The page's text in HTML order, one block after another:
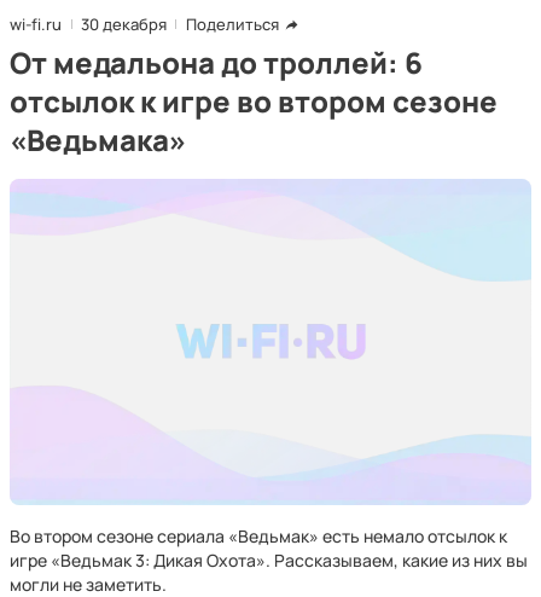
wi-fi.ru 30 декабря Поделиться
От медальона до троллей: 6
отсылок к игре во втором сезоне
«Ведьмака»
Во втором сезоне сериала «Ведьмак» есть немало отсылок к
игре «Ведьмак 3: Дикая Охота». Рассказываем, какие из них вы
могли не заметить.